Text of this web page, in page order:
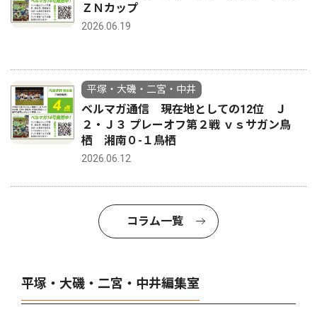
ＺＮカップ
2026.06.19
平塚・大磯・二宮・中井
ベルマガ通信 現在地としての12位 Ｊ
２・Ｊ３ プレーオフ第２戦 ｖｓサガン鳥
栖 湘南０-１鳥栖
2026.06.12
コラム一覧
平塚・大磯・二宮・中井編集室